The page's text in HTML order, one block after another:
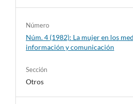
Número
Núm. 4 (1982): La mujer en los
información y comunicación
Sección
Otros